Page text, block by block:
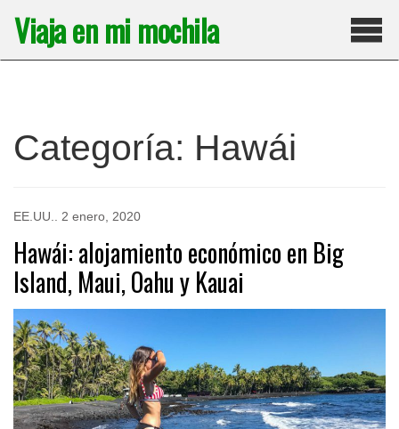
contenido
Viaja en mi mochila
Categoría: Hawái
EE.UU. 2 enero, 2020
Hawái: alojamiento económico en Big
Island, Maui, Oahu y Kauai